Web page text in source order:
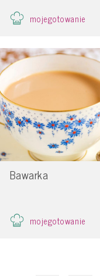
mojegotowanie
Bawarka
mojegotowanie